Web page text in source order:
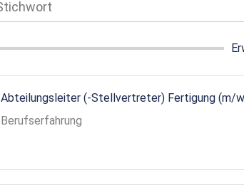
Abteilungsleiter (-Stellvertreter) Fertigung (m/
Berufserfahrung